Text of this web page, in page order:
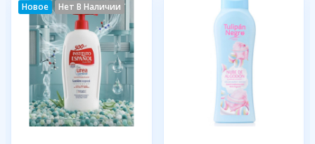
Новое Нет В Наличии